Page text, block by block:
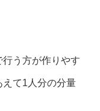
う方が作りやす
て1人分の分量